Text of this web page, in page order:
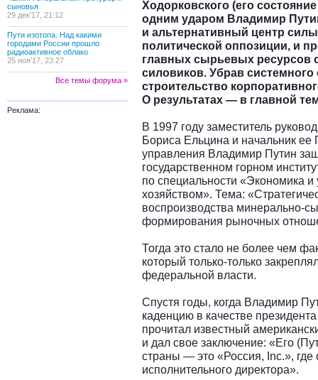
сыновья
29 дек’17, 21:12
Пути изотопа. Над какими
городами России прошло
радиоактивное облако
25 ноя’17, 23:27
Все темы форума »
Реклама:
Ходорковского (его
одним ударом Владимир
и альтернативный центр
политической оппозиции, и
главных сырьевых ресурсов
силовиков. Убрав
строительство
О результатах — в главной
В 1997 году заместитель
Бориса Ельцина и начальник ее
управления Владимир Путин
государственном горном
по специальности «Экономика
хозяйством». Тема:
воспроизводства минерально-
формирования рыночных
Тогда это стало не более чем
который только-только
федеральной власти.
Спустя годы, когда Владимир
каденцию в качестве
прочитал известный
и дал свое заключение: «Его
страны — это «Россия, Inc.», где
исполнительного директора».